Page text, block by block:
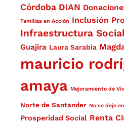
Córdoba DIAN
Familias en Acción Inclusión
Infraestructura
Guajira Laura Sarabia
mauricio
amaya Mejoramiento de
Norte de Santander No se deje
Prosperidad Social Renta